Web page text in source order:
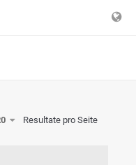
Resultate pro Seite